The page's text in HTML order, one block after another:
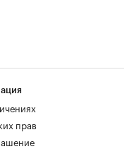
прав